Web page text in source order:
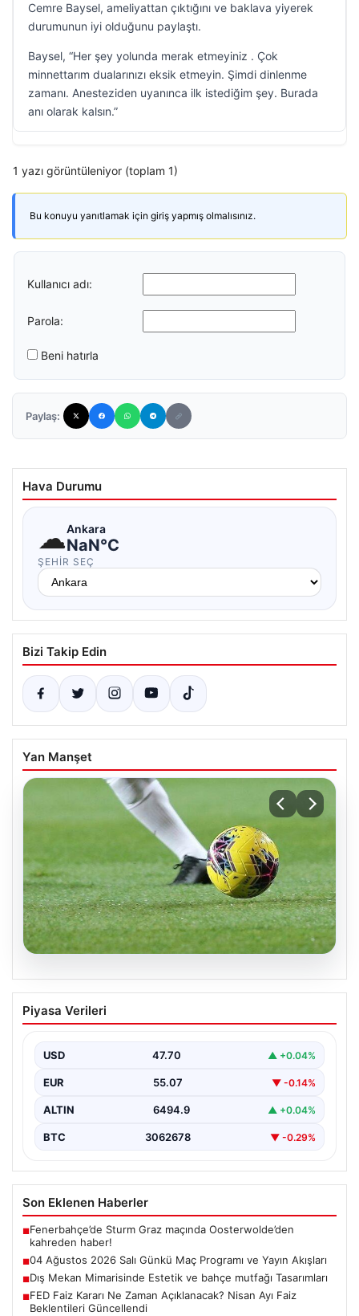
Cemre Baysel, ameliyattan çıktığını ve baklava yiyerek
durumunun iyi olduğunu paylaştı.
Baysel, “Her şey yolunda merak etmeyiniz . Çok
minnettarım dualarınızı eksik etmeyin. Şimdi dinlenme
zamanı. Anesteziden uyanınca ilk istediğim şey. Burada
anı olarak kalsın.”
1 yazı görüntüleniyor (toplam 1)
Bu konuyu yanıtlamak için giriş yapmış olmalısınız.
Kullanıcı adı:
Parola:
Beni hatırla
Paylaş:
Hava Durumu
☁Ankara
NaN°C
ŞEHIR SEÇ
Bizi Takip Edin
Yan Manşet
05.08.2026
04 Ağustos 2026 Salı Günkü Maç
Programı ve Yayın Akışları
oldukça hareketli ve heyecan verici bir…
Piyasa Verileri
USD 47.70 ▲ +0.04%
EUR 55.07 ▼ -0.14%
ALTIN 6494.9 ▲ +0.04%
BTC 3062678 ▼ -0.29%
Son Eklenen Haberler
■Fenerbahçe’de Sturm Graz maçında Oosterwolde’den
kahreden haber!
■04 Ağustos 2026 Salı Günkü Maç Programı ve Yayın Akışları
■Dış Mekan Mimarisinde Estetik ve bahçe mutfağı Tasarımları
■FED Faiz Kararı Ne Zaman Açıklanacak? Nisan Ayı Faiz
Beklentileri Güncellendi